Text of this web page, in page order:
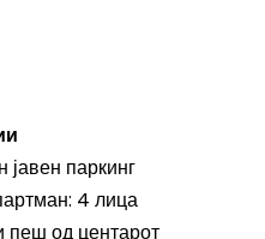
јавен паркинг
4 лица
пеш од центарот